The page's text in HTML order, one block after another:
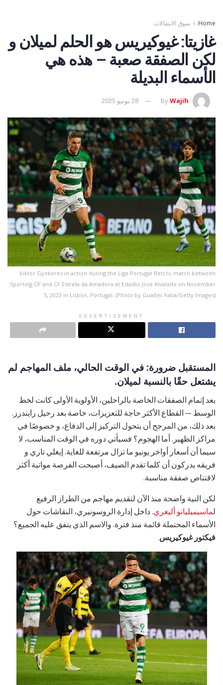
Home سوق الانتقالات
غازيتا: غيوكيريس هو الحلم لميلان و
لكن الصفقة صعبة – هذه هي
الأسماء البديلة
byWajih 28 يونيو 2025
Viktor Gyokeres in action during the Liga Portugal Betclic match between
Sporting CP and CF Estrela da Amadora at Estadio Jose Alvalade on November
5, 2023 in Lisbon, Portugal. (Photo by Gualter Fatia/Getty Images)
ADVERTISEMENT
المستقبل ضرورة: في الوقت الحالي، ملف المهاجم لم
يشتعل حقًا بالنسبة لميلان.
بعد إتمام الصفقات الخاصة بالراحلين، الأولوية الأولى كانت لخط
الوسط — القطاع الأكثر حاجة للتعزيزات، خاصة بعد رحيل رايندرز.
بعد ذلك، من المرجح أن يتحول التركيز إلى الدفاع، و خصوصًا في
مراكز الظهير. أما الهجوم؟ فسيأتي دوره في الوقت المناسب، لا
سيما أن أسعار أواخر يونيو ما تزال مرتفعة للغاية. إيغلي تاري و
فريقه يدركون أن كلما تقدم الصيف، أصبحت الفرصة مواتية أكثر
لاقتناص صفقة مناسبة.
لكن النية واضحة منذ الآن لتقديم مهاجم من الطراز الرفيع
لماسيميليانو أليغري. داخل إدارة الروسونيري، النقاشات حول
الأسماء المحتملة قائمة منذ فترة. والاسم الذي يتفق عليه الجميع؟
فيكتور غيوكيريس.